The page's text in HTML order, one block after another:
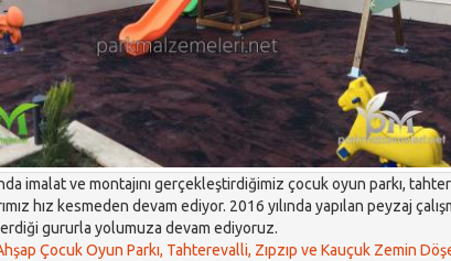
imalat ve montajını gerçekleştirdiğimiz çocuk oyun parkı,
hız kesmeden devam ediyor. 2016 yılında yapılan peyzaj
gururla yolumuza devam ediyoruz.
Çocuk Oyun Parkı, Tahterevalli, Zıpzıp ve Kauçuk Zemin